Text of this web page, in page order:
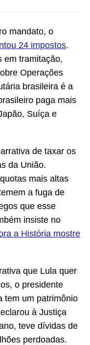
mandato, o
24 impostos.
em tramitação,
Operações
brasileira é a
paga mais
Suíça e
de taxar os
da União.
mais altas
a fuga de
que esse
insiste no
a História mostre
que Lula quer
o presidente
tem um patrimônio
à Justiça
teve dívidas de
perdoadas.